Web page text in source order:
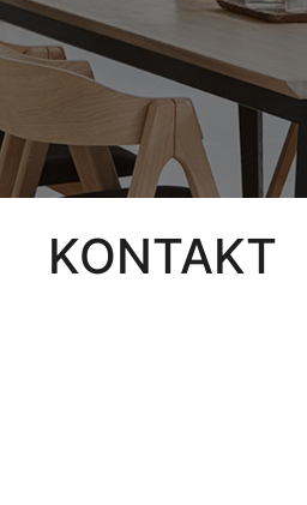
KONTAKT